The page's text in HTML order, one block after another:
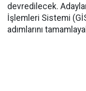
devredilecek.
İşlemleri Sistemi
adımlarını